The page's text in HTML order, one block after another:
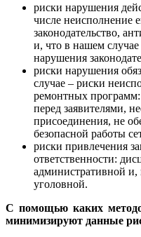
риски нарушения
числе неисполнение
законодательство,
и, что в нашем
нарушения
риски нарушения
случае – риски
ремонтных программ:
перед заявителями,
присоединения, не
безопасной работы
риски привлечения
ответственности:
административной и,
уголовной.
С помощью каких
минимизируют данные